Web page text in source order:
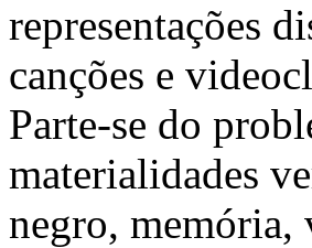
representações
canções e
Parte-se do
materialidades
negro, memória,